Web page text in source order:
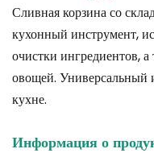
Сливная корзина со
кухонный инструмент,
очистки ингредиентов,
овощей.
кухне.
Информация о